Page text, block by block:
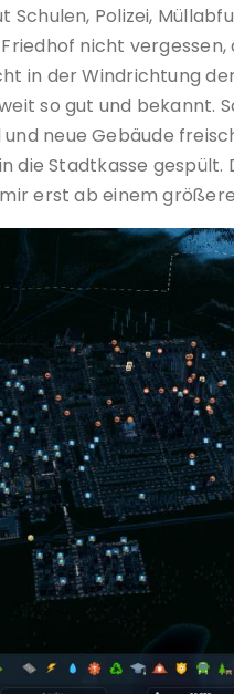
Schulen, Polizei,
nicht
in der Windrichtung
so gut und bekannt.
neue Gebäude
die Stadtkasse gespült.
erst ab einem